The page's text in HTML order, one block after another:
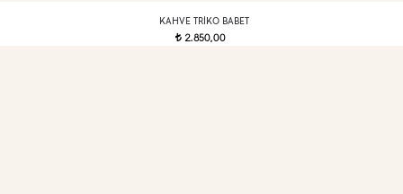
KAHVE TRIKO BABET
t 2.850,00